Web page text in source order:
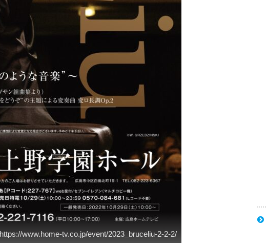
https://www.home-tv.co.jp/event/2023_bruceliu-2-2-2/